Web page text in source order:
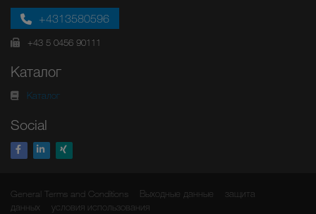
+4313580596
+43 5 0456 90111
Каталог
Каталог
Social
General Terms and Conditions Выходные данные
защита
данных
условия использования